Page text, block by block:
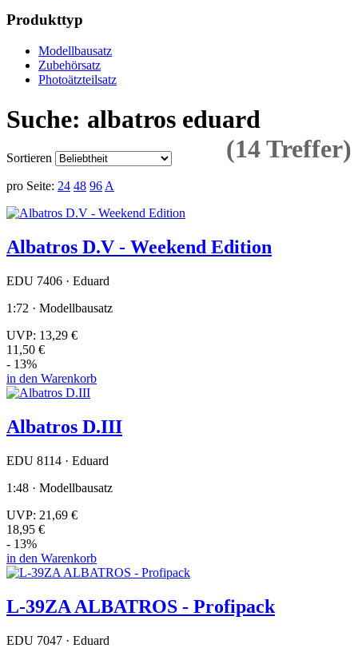
Produkttyp
Modellbausatz
Zubehörsatz
Photoätzteilsatz
Suche: albatros eduard
(14 Treffer)
Sortieren
pro Seite: 24 48 96 A
Albatros D.V - Weekend Edition
EDU 7406 · Eduard
1:72 · Modellbausatz
UVP: 13,29 €
11,50 €
- 13%
in den Warenkorb
Albatros D.III
EDU 8114 · Eduard
1:48 · Modellbausatz
UVP: 21,69 €
18,95 €
- 13%
in den Warenkorb
L-39ZA ALBATROS - Profipack
EDU 7047 · Eduard